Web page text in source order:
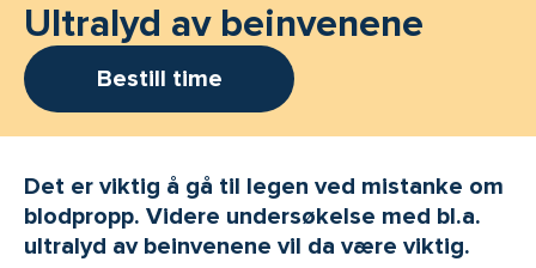
Ultralyd av beinvenene
Bestill time
Det er viktig å gå til legen ved mistanke om
blodpropp. Videre undersøkelse med bl.a.
ultralyd av beinvenene vil da være viktig.